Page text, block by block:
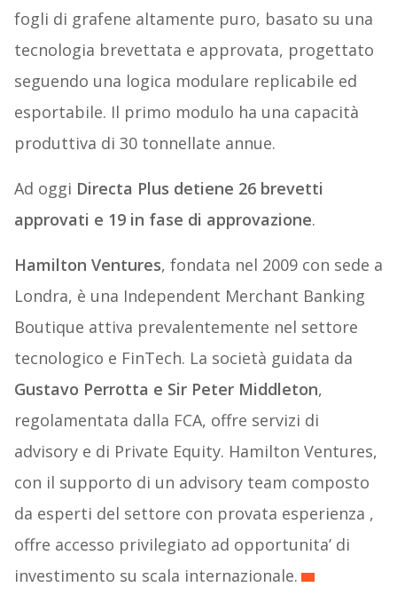
fogli di grafene altamente puro, basato su una
tecnologia brevettata e approvata, progettato
seguendo una logica modulare replicabile ed
esportabile. Il primo modulo ha una capacità
produttiva di 30 tonnellate annue.
Ad oggi Directa Plus detiene 26 brevetti
approvati e 19 in fase di approvazione.
Hamilton Ventures, fondata nel 2009 con sede a
Londra, è una Independent Merchant Banking
Boutique attiva prevalentemente nel settore
tecnologico e FinTech. La società guidata da
Gustavo Perrotta e Sir Peter Middleton,
regolamentata dalla FCA, offre servizi di
advisory e di Private Equity. Hamilton Ventures,
con il supporto di un advisory team composto
da esperti del settore con provata esperienza ,
offre accesso privilegiato ad opportunita’ di
investimento su scala internazionale.